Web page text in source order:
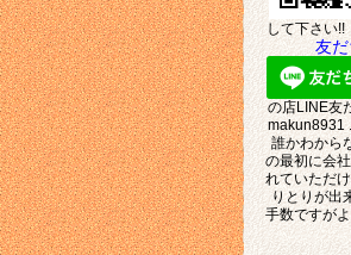
して下さい!!
友
の店LINE友
makun8931
誰かわから
の最初に会
れていただ
りとりが出
手数ですが